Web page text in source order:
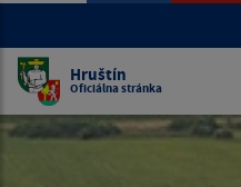
Hruštín
Oficiálna stránka